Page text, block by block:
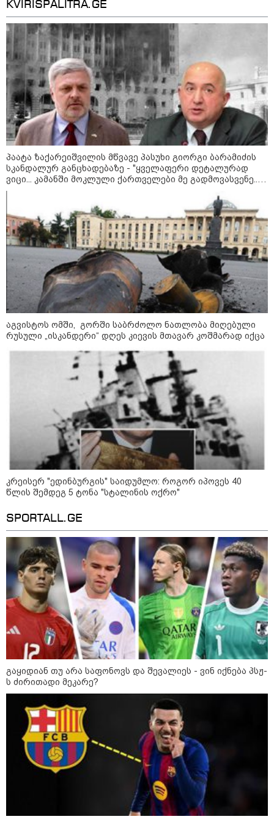
ფული ამ ზოდიაქოს ნიშნების
ხელში აღმოჩნდება: ვინ
გამდიდრდება?
როგორ ჩავიცვათ 40 წლის
შემდეგ: მილიონერების
სტილისტის 8 ოქროს წესი და
აუცილებელი სამოსი
მსოფლიო
09:52 / 07-08-2026
"რაკეტები ჩვენც გვჭირდება" - დონალდ
ტრამპი უკრაინისთვის Patriot-ის
რაკეტების გაგზავნაზე
23:40 / 07-08-2026
იტალიამ ყველა ქალაქში
განგაშის წითელი დონე
გამოაცხადა
22:45 / 07-08-2026
14 წლის მოზარდმა საკუთარი
პაპა და ბებია მოკლა, შემდეგ კი
სკოლაში ცეცხლი გახსნა - რა
ტრაგედიიდან
13:24 / 07-08-2026
ევროპაში საწვავის ფასები
მკვეთრად შეიცვალა - რომელ
ქვეყნებშია ბენზინი ყველაზე
ძვირი და ყველაზე იაფი
09:05 / 07-08-2026
KVIRISPALITRA.GE
პაატა ზაქარეიშვილის მწვავე პასუხი გიორგი ბარამიძის
სკანდალურ განცხადებაზე - "ყველაფერი დეტალურად
ვიცი... კამანში მოკლული ქართველები მე გადმოვასვენე...
ბარამიძე კი ტყუის"
აგვისტოს ომში, გორში საბრძოლო ნათლობა მიღებული
რუსული „ისკანდერი“ დღეს კიევის მთავარ კოშმარად იქცა
კრეისერ "ედინბურგის" საიდუმლო: როგორ იპოვეს 40
წლის შემდეგ 5 ტონა "სტალინის ოქრო"
SPORTALL.GE
გაყიდიან თუ არა საფონოვს და შევალიეს - ვინ იქნება პსჟ-
ს ძირითადი მეკარე?